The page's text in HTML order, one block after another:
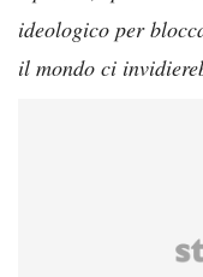
ideologico per
il mondo ci